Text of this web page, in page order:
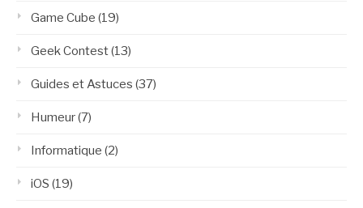
Game Cube (19)
Geek Contest(13)
Guides et Astuces (37)
Humeur(7)
Informatique (2)
iOS (19)